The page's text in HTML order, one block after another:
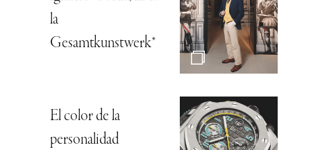
la
Gesamtkunstwerk*
El color de la
personalidad